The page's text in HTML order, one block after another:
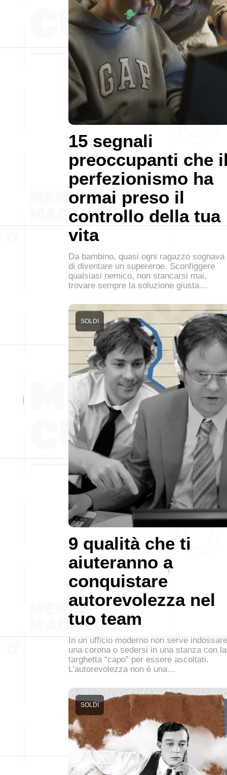
15 segnali
preoccupanti che
perfezionismo ha
ormai preso il
controllo della tua
vita
Da bambino, quasi ogni ragazzo sognava
di diventare un supereroe. Sconfiggere
qualsiasi nemico, non stancarsi mai,
trovare sempre la soluzione giusta…
9 qualità che ti
aiuteranno a
conquistare
autorevolezza nel
tuo team
SOLDI
In un ufficio moderno non serve indossare
una corona o sedersi in una stanza con la
targhetta “capo” per essere ascoltati.
L’autorevolezza non è una…
SOLDI